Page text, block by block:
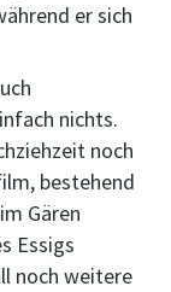
er sich
nichts.
noch
bestehend
Gären
Essigs
noch weitere